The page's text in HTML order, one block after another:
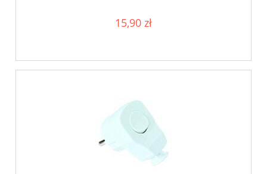
15,90 zł